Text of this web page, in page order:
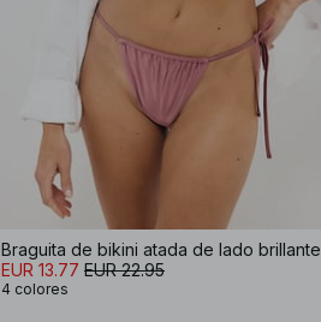
Braguita de bikini atada de lado brillante
EUR 13.77 EUR 22.95
4 colores